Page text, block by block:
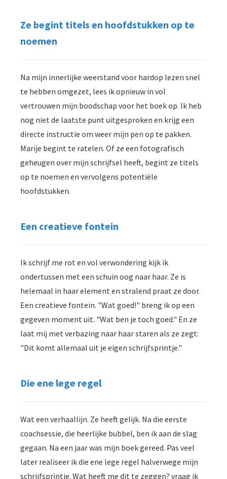
Ze begint titels en hoofdstukken op te
noemen
Na mijn innerlijke weerstand voor hardop lezen snel
te hebben omgezet, lees ik opnieuw in vol
vertrouwen mijn boodschap voor het boek op. Ik heb
nog niet de laatste punt uitgesproken en krijg een
directe instructie om weer mijn pen op te pakken.
Marije begint te ratelen. Of ze een fotografisch
geheugen over mijn schrijfsel heeft, begint ze titels
op te noemen en vervolgens potentiële
hoofdstukken.
Een creatieve fontein
Ik schrijf me rot en vol verwondering kijk ik
ondertussen met een schuin oog naar haar. Ze is
helemaal in haar element en stralend praat ze door.
Een creatieve fontein. "Wat goed!" breng ik op een
gegeven moment uit. "Wat ben je toch goed." En ze
laat mij met verbazing naar haar staren als ze zegt:
"Dit komt allemaal uit je eigen schrijfsprintje."
Die ene lege regel
Wat een verhaallijn. Ze heeft gelijk. Na die eerste
coachsessie, die heerlijke bubbel, ben ik aan de slag
gegaan. Na een jaar was mijn boek gereed. Pas veel
later realiseer ik die ene lege regel halverwege mijn
schrijfsprintje. Wat heeft me dit te zeggen? vraag ik